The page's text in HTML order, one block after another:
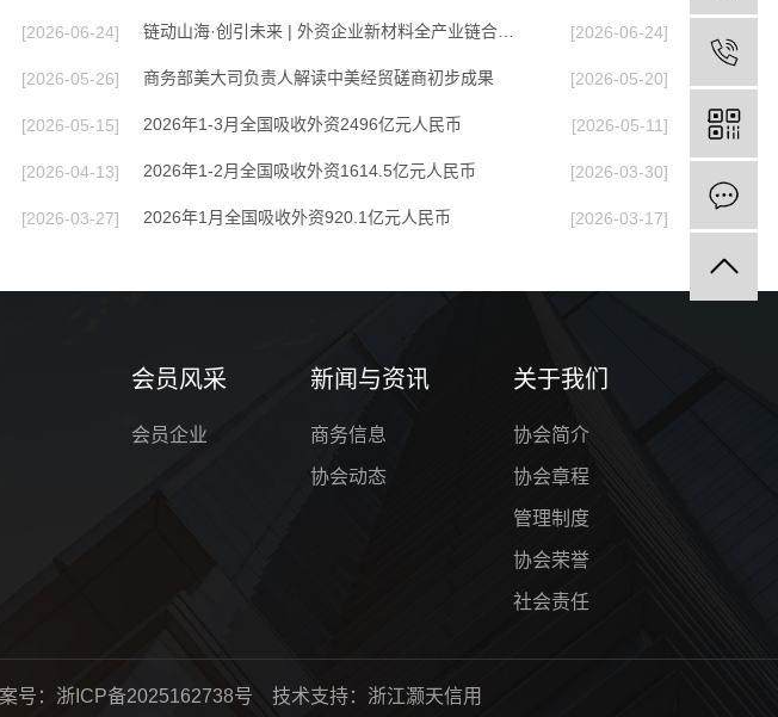
[2026-06-24] 链动山海·创引未来 | 外资企业新材料全产业链合… [2026-06-24]
[2026-05-26] 商务部美大司负责人解读中美经贸磋商初步成果 [2026-05-20]
[2026-05-15] 2026年1-3月全国吸收外资2496亿元人民币 [2026-05-11]
[2026-04-13] 2026年1-2月全国吸收外资1614.5亿元人民币 [2026-03-30]
[2026-03-27] 2026年1月全国吸收外资920.1亿元人民币 [2026-03-17]
会员风采
会员企业
新闻与资讯
商务信息
协会动态
关于我们
协会简介
协会章程
管理制度
协会荣誉
社会责任
号： 浙ICP备2025162738号 技术支持： 浙江灏天信用